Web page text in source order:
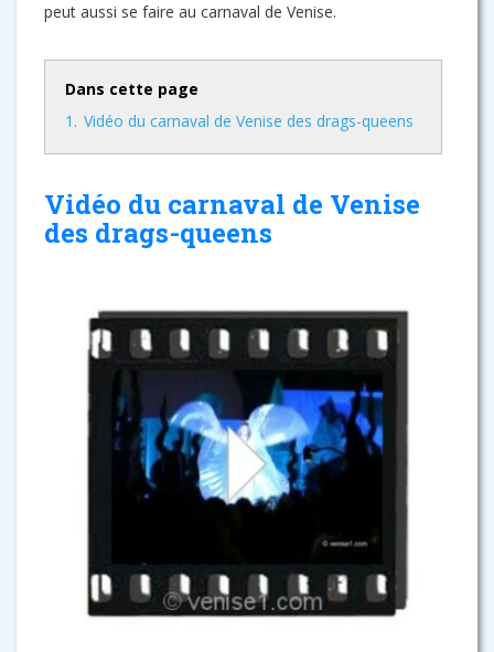
peut aussi se faire au carnaval de Venise.
Dans cette page
1. Vidéo du carnaval de Venise des drags-queens
Vidéo du carnaval de Venise
des drags-queens